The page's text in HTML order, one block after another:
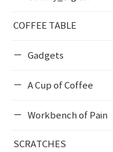
COFFEE TABLE
Gadgets
A Cup of Coffee
Workbench of Pain
SCRATCHES